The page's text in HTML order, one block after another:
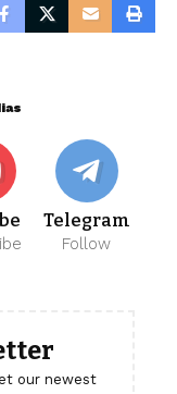
Telegram
Follow
our newest